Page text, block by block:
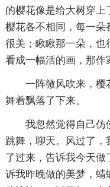
的樱花像是给大树穿上
樱花各不相同，每一朵
很美；瞅瞅那一朵，
看成一幅活的画，那作
一阵微风吹来，樱
舞着飘落了下来。
我忽然觉得自己仿
跳舞，聊天。风过了
了过来，告诉我今天
诉我昨晚做的美梦，